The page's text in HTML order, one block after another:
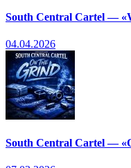
South Central Cartel —
04.04.2026
South Central Cartel —